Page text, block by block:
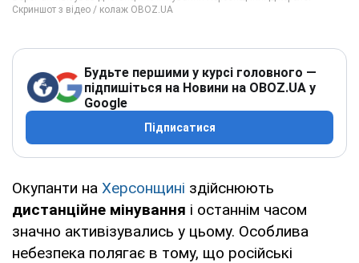
Будьте першими у курсі головного —
підпишіться на Новини на OBOZ.UA у
Google
Підписатися
Окупанти на Херсонщині здійснюють
дистанційне мінування і останнім часом
значно активізувались у цьому. Особлива
небезпека полягає в тому, що російські